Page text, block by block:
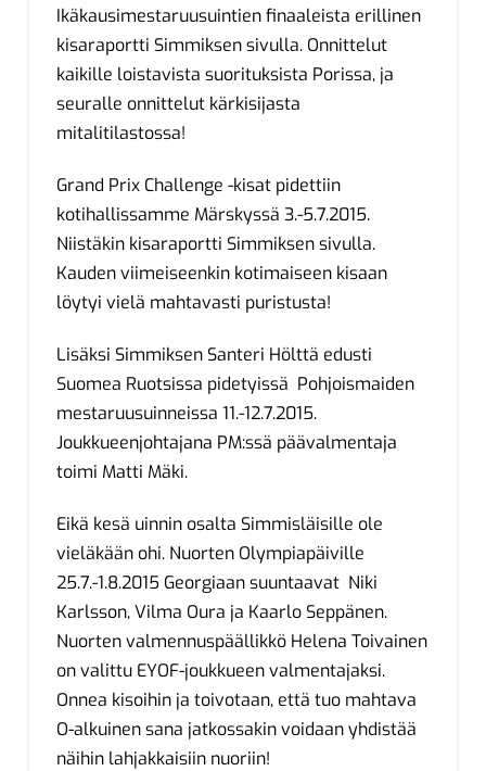
Ikäkausimestaruusuintien finaaleista erillinen
kisaraportti Simmiksen sivulla. Onnittelut
kaikille loistavista suorituksista Porissa, ja
seuralle onnittelut kärkisijasta
mitalitilastossa!
Grand Prix Challenge -kisat pidettiin
kotihallissamme Märskyssä 3.-5.7.2015.
Niistäkin kisaraportti Simmiksen sivulla.
Kauden viimeiseenkin kotimaiseen kisaan
löytyi vielä mahtavasti puristusta!
Lisäksi Simmiksen Santeri Hölttä edusti
Suomea Ruotsissa pidetyissä Pohjoismaiden
mestaruusuinneissa 11.-12.7.2015.
Joukkueenjohtajana PM:ssä päävalmentaja
toimi Matti Mäki.
Eikä kesä uinnin osalta Simmisläisille ole
vieläkään ohi. Nuorten Olympiapäiville
25.7.-1.8.2015 Georgiaan suuntaavat Niki
Karlsson, Vilma Oura ja Kaarlo Seppänen.
Nuorten valmennuspäällikkö Helena Toivainen
on valittu EYOF-joukkueen valmentajaksi.
Onnea kisoihin ja toivotaan, että tuo mahtava
O-alkuinen sana jatkossakin voidaan yhdistää
näihin lahjakkaisiin nuoriin!